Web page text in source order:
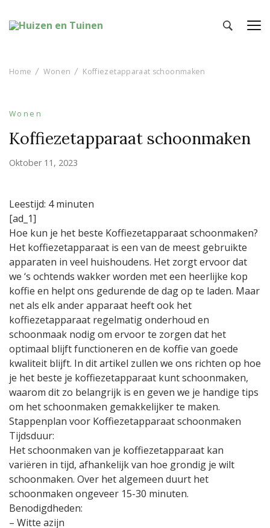
Home Wonen Koffiezetapparaat schoonmaken
Wonen
Koffiezetapparaat schoonmaken
Oktober 11, 2023
Leestijd: 4 minuten
[ad_1]
Hoe kun je het beste Koffiezetapparaat schoonmaken?
Het koffiezetapparaat is een van de meest gebruikte
apparaten in veel huishoudens. Het zorgt ervoor dat
we ‘s ochtends wakker worden met een heerlijke kop
koffie en helpt ons gedurende de dag op te laden. Maar
net als elk ander apparaat heeft ook het
koffiezetapparaat regelmatig onderhoud en
schoonmaak nodig om ervoor te zorgen dat het
optimaal blijft functioneren en de koffie van goede
kwaliteit blijft. In dit artikel zullen we ons richten op hoe
je het beste je koffiezetapparaat kunt schoonmaken,
waarom dit zo belangrijk is en geven we je handige tips
om het schoonmaken gemakkelijker te maken.
Stappenplan voor Koffiezetapparaat schoonmaken
Tijdsduur:
Het schoonmaken van je koffiezetapparaat kan
variëren in tijd, afhankelijk van hoe grondig je wilt
schoonmaken. Over het algemeen duurt het
schoonmaken ongeveer 15-30 minuten.
Benodigdheden:
– Witte azijn